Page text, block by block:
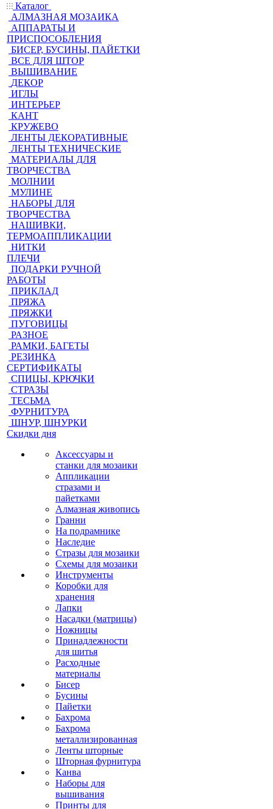
Каталог
АЛМАЗНАЯ МОЗАИКА
АППАРАТЫ И
ПРИСПОСОБЛЕНИЯ
БИСЕР, БУСИНЫ, ПАЙЕТКИ
ВСЕ ДЛЯ ШТОР
ВЫШИВАНИЕ
ДЕКОР
ИГЛЫ
ИНТЕРЬЕР
КАНТ
КРУЖЕВО
ЛЕНТЫ ДЕКОРАТИВНЫЕ
ЛЕНТЫ ТЕХНИЧЕСКИЕ
МАТЕРИАЛЫ ДЛЯ
ТВОРЧЕСТВА
МОЛНИИ
МУЛИНЕ
НАБОРЫ ДЛЯ
ТВОРЧЕСТВА
НАШИВКИ,
ТЕРМОАППЛИКАЦИИ
НИТКИ
ПЛЕЧИ
ПОДАРКИ РУЧНОЙ
РАБОТЫ
ПРИКЛАД
ПРЯЖА
ПРЯЖКИ
ПУГОВИЦЫ
РАЗНОЕ
РАМКИ, БАГЕТЫ
РЕЗИНКА
СЕРТИФИКАТЫ
СПИЦЫ, КРЮЧКИ
СТРАЗЫ
ТЕСЬМА
ФУРНИТУРА
ШНУР, ШНУРКИ
Скидки дня
Аксессуары и
станки для мозаики
Аппликации
стразами и
пайетками
Алмазная живопись
Гранни
На подрамнике
Наследие
Стразы для мозаики
Схемы для мозаики
Инструменты
Коробки для
хранения
Лапки
Насадки (матрицы)
Ножницы
Принадлежности
для шитья
Расходные
материалы
Бисер
Бусины
Пайетки
Бахрома
Бахрома
металлизированная
Ленты шторные
Шторная фурнитура
Канва
Наборы для
вышивания
Принты для